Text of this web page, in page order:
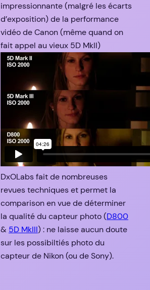
impressionnante (malgré les écarts
d’exposition) de la performance
vidéo de Canon (même quand on
fait appel au vieux 5D MkII)
DxOLabs fait de nombreuses
revues techniques et permet la
comparison en vue de déterminer
la qualité du capteur photo (D800
& 5D MkIII) : ne laisse aucun doute
sur les possibiltiés photo du
capteur de Nikon (ou de Sony).